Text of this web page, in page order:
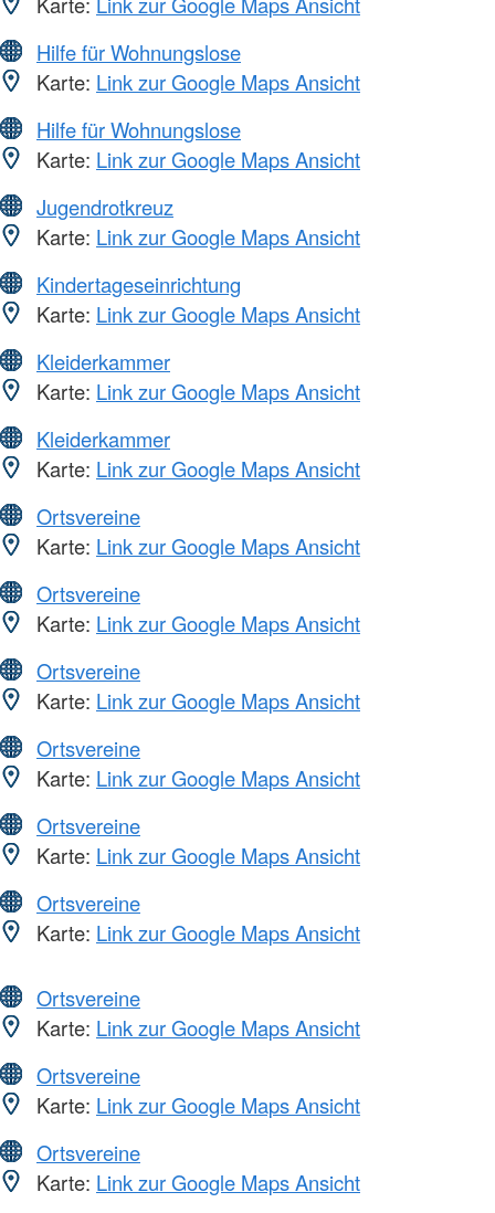
Hilfe für Wohnungslose
Karte: Link zur Google Maps Ansicht
Hilfe für Wohnungslose
Karte: Link zur Google Maps Ansicht
Jugendrotkreuz
Karte: Link zur Google Maps Ansicht
Kindertageseinrichtung
Karte: Link zur Google Maps Ansicht
Kleiderkammer
Karte: Link zur Google Maps Ansicht
Kleiderkammer
Karte: Link zur Google Maps Ansicht
Ortsvereine
Karte: Link zur Google Maps Ansicht
Ortsvereine
Karte: Link zur Google Maps Ansicht
Ortsvereine
Karte: Link zur Google Maps Ansicht
Ortsvereine
Karte: Link zur Google Maps Ansicht
Ortsvereine
Karte: Link zur Google Maps Ansicht
Ortsvereine
Karte: Link zur Google Maps Ansicht
Ortsvereine
Karte: Link zur Google Maps Ansicht
Ortsvereine
Karte: Link zur Google Maps Ansicht
Ortsvereine
Karte: Link zur Google Maps Ansicht